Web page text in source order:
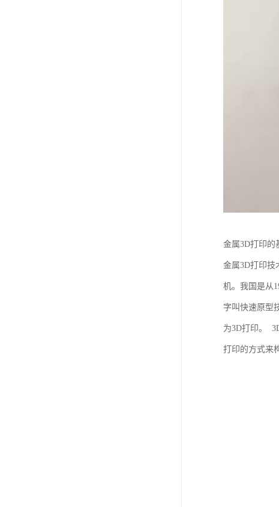
金属3D打印的
金属3D打印技
机。我国是从
字叫快速原型
为3D打印。
打印的方式来